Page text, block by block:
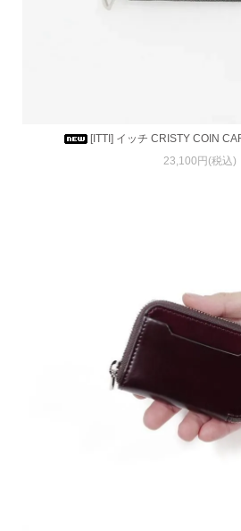
[ITTI] イッチ CRISTY COIN
23,100円(税込)